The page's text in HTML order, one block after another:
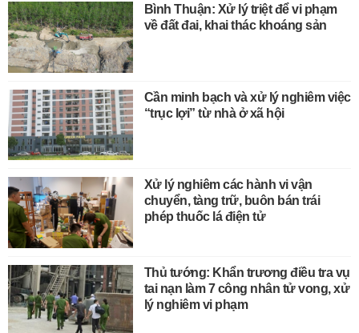
Bình Thuận: Xử lý triệt để vi phạm
về đất đai, khai thác khoáng sản
Cần minh bạch và xử lý nghiêm việc
“trục lợi” từ nhà ở xã hội
Xử lý nghiêm các hành vi vận
chuyển, tàng trữ, buôn bán trái
phép thuốc lá điện tử
Thủ tướng: Khẩn trương điều tra vụ
tai nạn làm 7 công nhân tử vong, xử
lý nghiêm vi phạm